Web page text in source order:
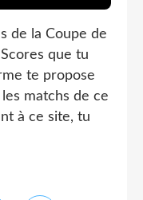
de la Coupe de
que tu
te propose
matchs de ce
à ce site, tu